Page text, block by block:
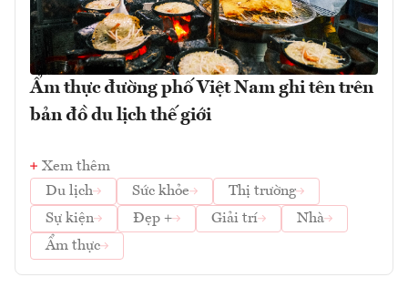
Ẩm thực đường phố Việt Nam ghi tên trên
bản đồ du lịch thế giới
Xem thêm
Du lịch
Sức khỏe
Thị trường
Sự kiện
Đẹp + Giải trí
Nhà
Ẩm thực